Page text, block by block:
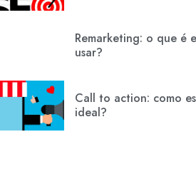
Remarketing: o que é
usar?
Call to action: como
ideal?